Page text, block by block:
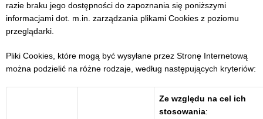
razie braku jego dostępności do zapoznania się poniższymi
informacjami dot. m.in. zarządzania plikami Cookies z poziomu
przeglądarki.
Pliki Cookies, które mogą być wysyłane przez Stronę Internetową
można podzielić na różne rodzaje, według następujących kryteriów:
Ze względu na cel ich
stosowania: